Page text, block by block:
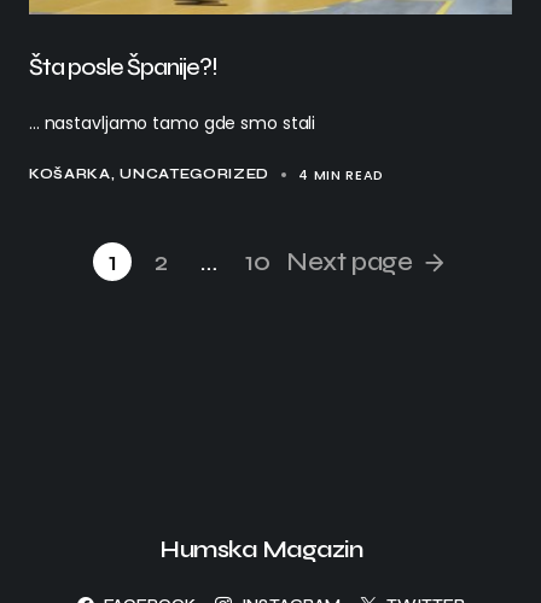
KOŠARKA UNCATEGORIZED 4 MIN READ
Šta posle Španije?!
... nastavljamo tamo gde smo stali
1 2 … 10 Next page
Humska Magazin